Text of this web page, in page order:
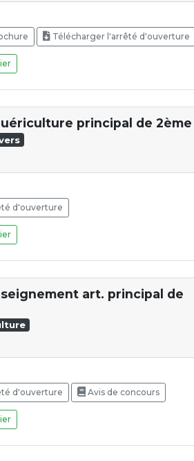
Télécharger l'arrêté d'ouverture
principal de 2ème
d'ouverture
art. principal de
d'ouverture Avis de concours